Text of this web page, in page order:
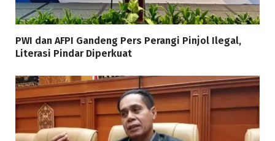
PWI dan AFPI Gandeng Pers Perangi Pinjol Ilegal,
Literasi Pindar Diperkuat